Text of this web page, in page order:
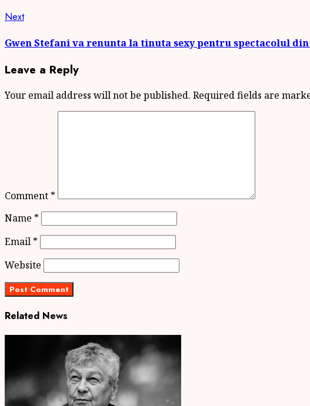
NextNext
Gwen Stefani va renunta la tinuta sexy pentru spectacolul
Leave a Reply
Your email address will not be published. Required fields are
Comment *
Name *
Email *
Website
Related News